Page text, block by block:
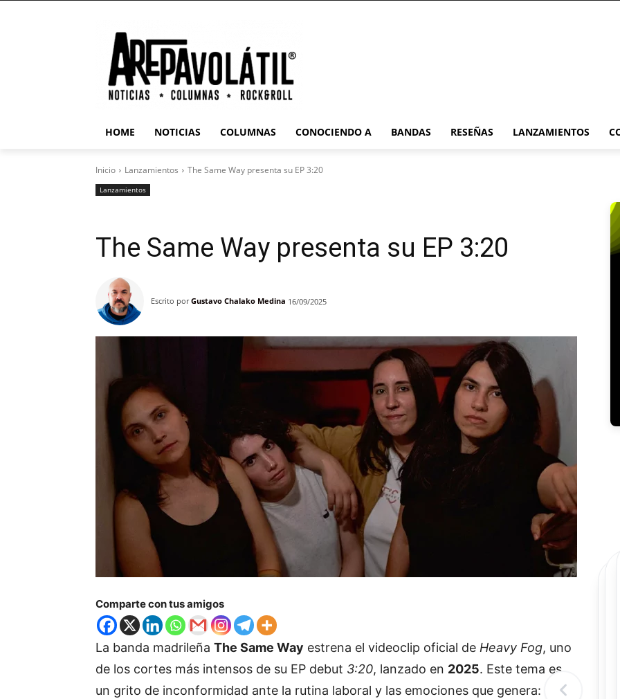
HOME NOTICIAS COLUMNAS CONOCIENDO A BANDAS RESEÑAS LANZAMIENTOS
Inicio Lanzamientos The Same Way presenta su EP 3:20
Lanzamientos
The Same Way presenta su EP 3:20
Escrito por Gustavo Chalako Medina 16/09/2025
Comparte con tus amigos
La banda madrileña The Same Way estrena el videoclip oficial de Heavy Fog, uno
de los cortes más intensos de su EP debut 3:20, lanzado en 2025. Este tema es
un grito de inconformidad ante la rutina laboral y las emociones que genera: